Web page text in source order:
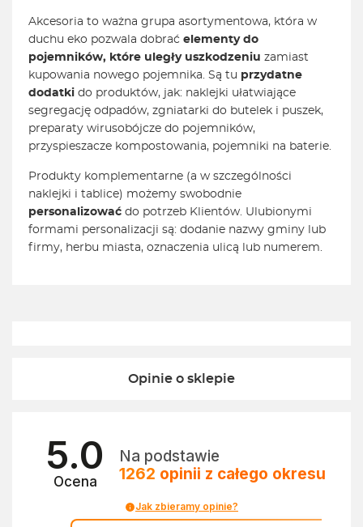
Akcesoria to ważna grupa asortymentowa, która w
duchu eko pozwala dobrać elementy do
pojemników, które uległy uszkodzeniu zamiast
kupowania nowego pojemnika. Są tu przydatne
dodatki do produktów, jak: naklejki ułatwiające
segregację odpadów, zgniatarki do butelek i puszek,
preparaty wirusobójcze do pojemników,
przyspieszacze kompostowania, pojemniki na baterie.
Produkty komplementarne (a w szczególności
naklejki i tablice) możemy swobodnie
personalizować do potrzeb Klientów. Ulubionymi
formami personalizacji są: dodanie nazwy gminy lub
firmy, herbu miasta, oznaczenia ulicą lub numerem.
Opinie o sklepie
5.0
Ocena
Na podstawie
1262 opinii z całego okresu
Jak zbieramy opinie?